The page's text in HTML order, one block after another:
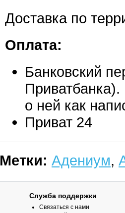
Доставка по
Оплата:
Банковский
о ней как
Приват 24
Метки: Адениум,
Служба поддержки
Связаться с нами